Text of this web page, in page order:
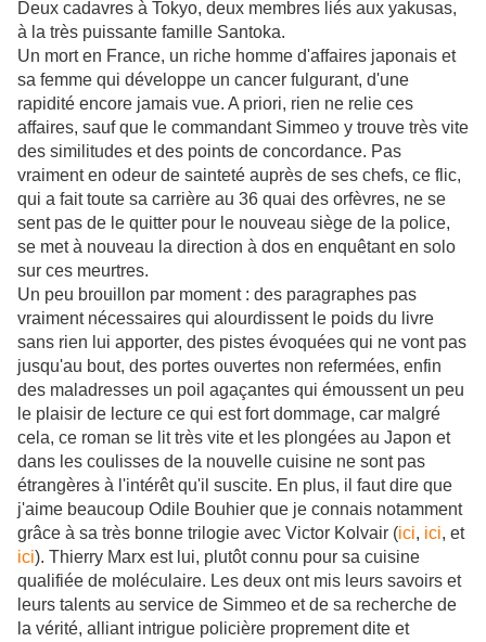
Deux cadavres à Tokyo, deux membres liés aux yakusas,
à la très puissante famille Santoka.
Un mort en France, un riche homme d'affaires japonais et
sa femme qui développe un cancer fulgurant, d'une
rapidité encore jamais vue. A priori, rien ne relie ces
affaires, sauf que le commandant Simmeo y trouve très vite
des similitudes et des points de concordance. Pas
vraiment en odeur de sainteté auprès de ses chefs, ce flic,
qui a fait toute sa carrière au 36 quai des orfèvres, ne se
sent pas de le quitter pour le nouveau siège de la police,
se met à nouveau la direction à dos en enquêtant en solo
sur ces meurtres.
Un peu brouillon par moment : des paragraphes pas
vraiment nécessaires qui alourdissent le poids du livre
sans rien lui apporter, des pistes évoquées qui ne vont pas
jusqu'au bout, des portes ouvertes non refermées, enfin
des maladresses un poil agaçantes qui émoussent un peu
le plaisir de lecture ce qui est fort dommage, car malgré
cela, ce roman se lit très vite et les plongées au Japon et
dans les coulisses de la nouvelle cuisine ne sont pas
étrangères à l'intérêt qu'il suscite. En plus, il faut dire que
j'aime beaucoup Odile Bouhier que je connais notamment
grâce à sa très bonne trilogie avec Victor Kolvair (ici, ici, et
ici). Thierry Marx est lui, plutôt connu pour sa cuisine
qualifiée de moléculaire. Les deux ont mis leurs savoirs et
leurs talents au service de Simmeo et de sa recherche de
la vérité, alliant intrigue policière proprement dite et